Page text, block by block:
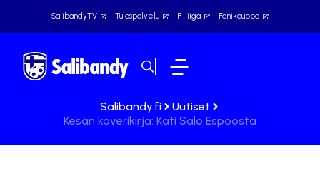
SalibandyTV Tulospalvelu F-liiga Fanikauppa
Salibandy.fi
Uutiset
Kesän kaverikirja: Kati Salo Espoosta